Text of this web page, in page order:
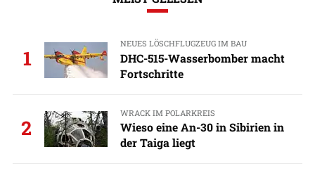
1
NEUES LÖSCHFLUGZEUG IM BAU
DHC-515-Wasserbomber macht
Fortschritte
2
WRACK IM POLARKREIS
Wieso eine An-30 in Sibirien in
der Taiga liegt